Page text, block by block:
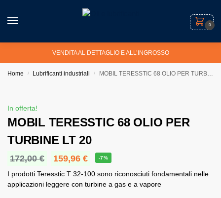
0
VENDITA AL DETTAGLIO E ALL’INGROSSO
Home / Lubrificanti industriali / MOBIL TERESSTIC 68 OLIO PER TURBINE LT 20
In offerta!
MOBIL TERESSTIC 68 OLIO PER
TURBINE LT 20
172,00€ 159,96 € -7%
I prodotti Teresstic T 32-100 sono riconosciuti fondamentali nelle
applicazioni leggere con turbine a gas e a vapore